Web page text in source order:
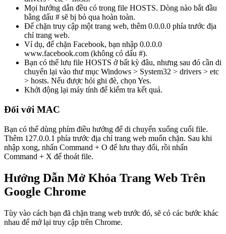
Mọi hướng dẫn đều có trong file HOSTS. Dòng nào bắt đầu
bằng dấu # sẽ bị bỏ qua hoàn toàn.
Để chặn truy cập một trang web, thêm 0.0.0.0 phía trước địa
chỉ trang web.
Ví dụ, để chặn Facebook, bạn nhập 0.0.0.0
www.facebook.com (không có dấu #).
Bạn có thể lưu file HOSTS ở bất kỳ đâu, nhưng sau đó cần di
chuyển lại vào thư mục Windows > System32 > drivers > etc
> hosts. Nếu được hỏi ghi đè, chọn Yes.
Khởi động lại máy tính để kiểm tra kết quả.
Đối với MAC
Bạn có thể dùng phím điều hướng để di chuyển xuống cuối file.
Thêm 127.0.0.1 phía trước địa chỉ trang web muốn chặn. Sau khi
nhập xong, nhấn Command + O để lưu thay đổi, rồi nhấn
Command + X để thoát file.
Hướng Dẫn Mở Khóa Trang Web Trên
Google Chrome
Tùy vào cách bạn đã chặn trang web trước đó, sẽ có các bước khác
nhau để mở lại truy cập trên Chrome.